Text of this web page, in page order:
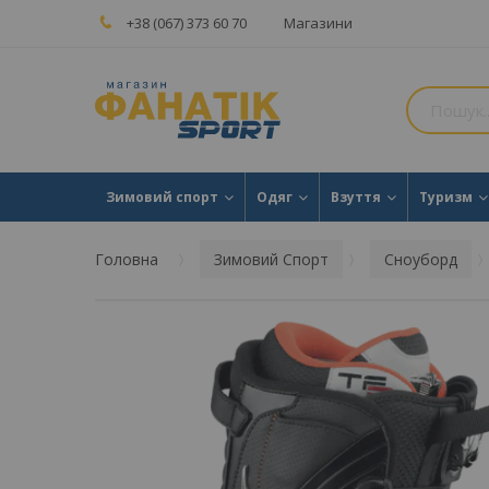
+38 (067) 373 60 70 Магазини
Зимовий спорт Одяг Взуття Туризм
Головна Зимовий Спорт Сноуборд